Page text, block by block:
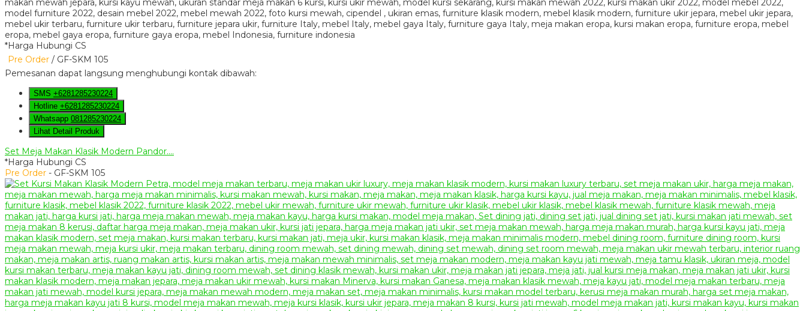
*Harga Hubungi CS
Pre Order / GF-SKM 105
Pemesanan dapat langsung menghubungi kontak dibawah:
SMS +6281285230224
Hotline +6281285230224
Whatsapp 081285230224
Lihat Detail Produk
Set Meja Makan Klasik Modern Pandor....
*Harga Hubungi CS
Pre Order - GF-SKM 105